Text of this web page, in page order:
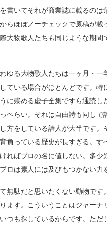
いてそれが商業誌に載るのは
らほぼノーチェックで原稿が載
大物歌人たちも同じような期間
る大物歌人たちは一ヶ月・一
ている場合がほとんどです。特
に崇める虚子全集ですら通読し
ぺらい。それは自由詩も同じで
方をしている詩人が大半です。
負っている歴史が長すぎる。す
ればプロの名に値しない。多少
は素人には及びもつかない力
駄だと思いたくない動物です
ます。こういうことはジャーナ
つも探しているからです。ただ